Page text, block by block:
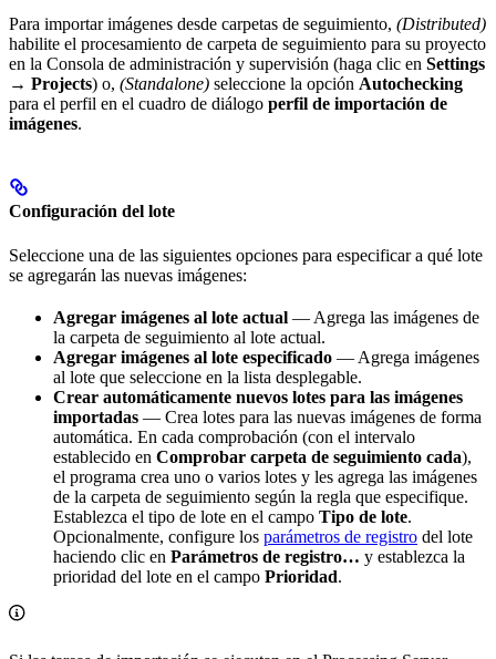
Para importar imágenes desde carpetas de seguimiento, (Distributed)
habilite el procesamiento de carpeta de seguimiento para su proyecto
en la Consola de administración y supervisión (haga clic en Settings
→ Projects) o, (Standalone) seleccione la opción Autochecking
para el perfil en el cuadro de diálogo perfil de importación de
imágenes.
Configuración del lote
Seleccione una de las siguientes opciones para especificar a qué lote
se agregarán las nuevas imágenes:
Agregar imágenes al lote actual — Agrega las imágenes de
la carpeta de seguimiento al lote actual.
Agregar imágenes al lote especificado — Agrega imágenes
al lote que seleccione en la lista desplegable.
Crear automáticamente nuevos lotes para las imágenes
importadas — Crea lotes para las nuevas imágenes de forma
automática. En cada comprobación (con el intervalo
establecido en Comprobar carpeta de seguimiento cada),
el programa crea uno o varios lotes y les agrega las imágenes
de la carpeta de seguimiento según la regla que especifique.
Establezca el tipo de lote en el campo Tipo de lote.
Opcionalmente, configure los parámetros de registro del lote
haciendo clic en Parámetros de registro… y establezca la
prioridad del lote en el campo Prioridad.